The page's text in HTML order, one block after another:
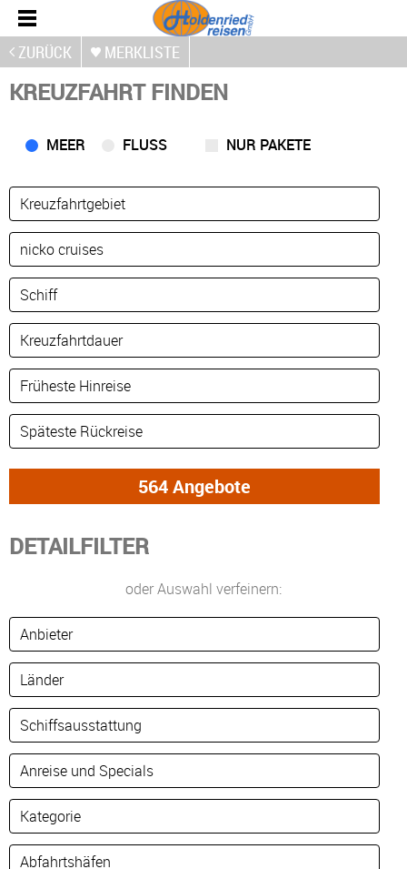
ZURÜCK MERKLISTE
KREUZFAHRT FINDEN
MEER FLUSS NUR PAKETE
DETAILFILTER
oder Auswahl verfeinern: